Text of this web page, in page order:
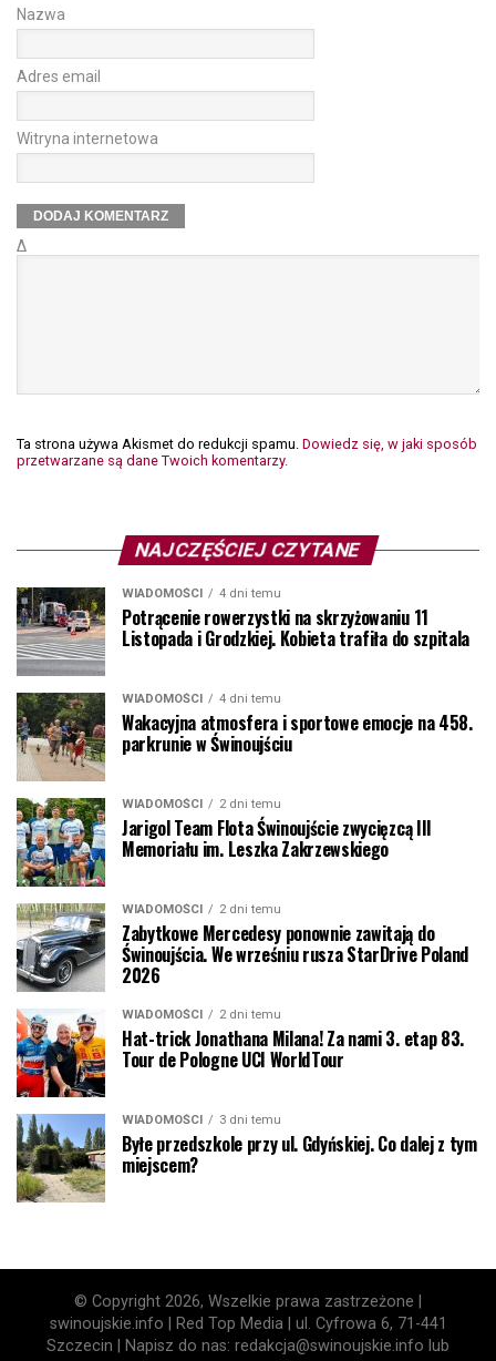
Nazwa
Adres email
Witryna internetowa
Δ
Ta strona używa Akismet do redukcji spamu. Dowiedz się, w jaki sposób
przetwarzane są dane Twoich komentarzy.
NAJCZĘŚCIEJ CZYTANE
WIADOMOŚCI 4 dni temu
Potrącenie rowerzystki na skrzyżowaniu 11
Listopada i Grodzkiej. Kobieta trafiła do szpitala
WIADOMOŚCI 4 dni temu
Wakacyjna atmosfera i sportowe emocje na 458.
parkrunie w Świnoujściu
WIADOMOŚCI 2 dni temu
Jarigol Team Flota Świnoujście zwycięzcą III
Memoriału im. Leszka Zakrzewskiego
WIADOMOŚCI 2 dni temu
Zabytkowe Mercedesy ponownie zawitają do
Świnoujścia. We wrześniu rusza StarDrive Poland
2026
WIADOMOŚCI 2 dni temu
Hat-trick Jonathana Milana! Za nami 3. etap 83.
Tour de Pologne UCI WorldTour
WIADOMOŚCI 3 dni temu
Byłe przedszkole przy ul. Gdyńskiej. Co dalej z tym
miejscem?
© Copyright 2026, Wszelkie prawa zastrzeżone |
swinoujskie.info | Red Top Media | ul. Cyfrowa 6, 71-441
Szczecin | Napisz do nas: redakcja@swinoujskie.info lub